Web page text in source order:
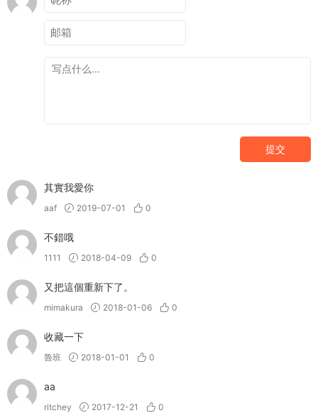
提交
其實我愛你
aaf 2019-07-01 0
不錯哦
1111 2018-04-09 0
又把這個重新下了。
mimakura 2018-01-06 0
收藏一下
魯班 2018-01-01 0
aa
ritchey 2017-12-21 0